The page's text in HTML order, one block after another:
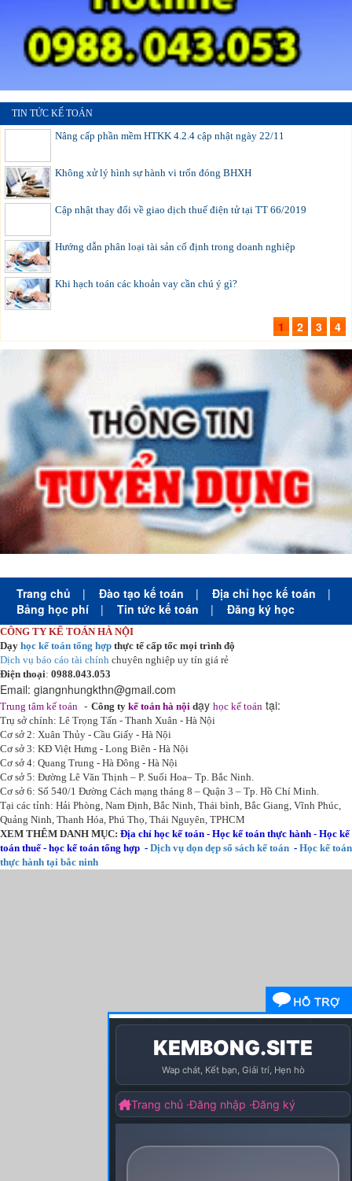
TIN TỨC KẾ TOÁN
Nâng cấp phần mềm HTKK 4.2.4 cập nhật ngày 22/11
Không xử lý hình sự hành vi trốn đóng BHXH
Cập nhật thay đổi về giao dịch thuế điện tử tại TT 66/2019
Hướng dẫn phân loại tài sản cố định trong doanh nghiệp
Khi hạch toán các khoản vay cần chú ý gì?
1 2 3 4
Trang chủ | Đào tạo kế toán | Địa chỉ học kế toán
|
Bảng học phí
| Tin tức kế toán | Đăng ký học
CÔNG TY KẾ TOÁN HÀ NỘI
Dạy học kế toán tổng hợp thực tế cấp tốc mọi trình độ
Dịch vụ báo cáo tài chính chuyên nghiệp uy tín giá rẻ
Điện thoại: 0988.043.053
Email: giangnhungkthn@gmail.com
Trung tâm kế toán - Công ty kế toán hà nội dạy học kế toán tại:
Trụ sở chính: Lê Trọng Tấn - Thanh Xuân - Hà Nội
Cơ sở 2: Xuân Thủy - Cầu Giấy - Hà Nội
Cơ sở 3: KĐ Việt Hưng - Long Biên - Hà Nội
Cơ sở 4: Quang Trung - Hà Đông - Hà Nội
Cơ sở 5: Đường Lê Văn Thịnh – P. Suối Hoa– Tp. Bắc Ninh.
Cơ sở 6: Số 540/1 Đường Cách mạng tháng 8 – Quận 3 – Tp. Hồ Chí Minh.
Tại các tỉnh: Hải Phòng, Nam Định, Bắc Ninh, Thái bình, Bắc Giang, Vĩnh Phúc,
Quảng Ninh, Thanh Hóa, Phú Thọ, Thái Nguyên, TPHCM
XEM THÊM DANH MỤC: Địa chỉ học kế toán - Học kế toán thực hành - Học kế
toán thuế- học kế toán tổng hợp - Dịch vụ dọn dẹp sổ sách kế toán - Học kế toán
thực hành tại bắc ninh